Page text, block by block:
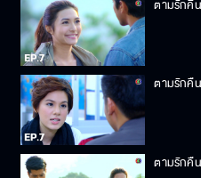
ตามรักคื
ตามรักคื
ตามรักคื